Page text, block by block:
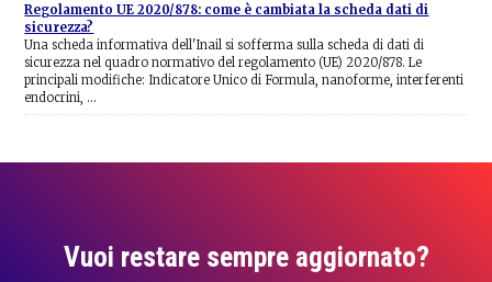
Regolamento UE 2020/878: come è cambiata la scheda dati di
sicurezza?
Una scheda informativa dell'Inail si sofferma sulla scheda di dati di
sicurezza nel quadro normativo del regolamento (UE) 2020/878. Le
principali modifiche: Indicatore Unico di Formula, nanoforme, interferenti
endocrini, …
Vuoi restare sempre aggiornato?